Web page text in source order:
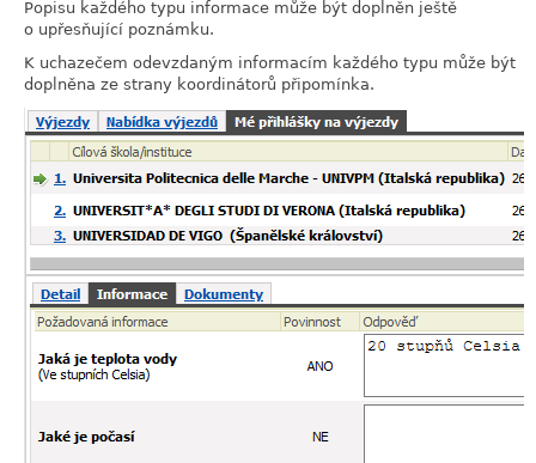
Popisu každého typu informace může být doplněn ještě
o upřesňující poznámku.
K uchazečem odevzdaným informacím každého typu může být
doplněna ze strany koordinátorů připomínka.